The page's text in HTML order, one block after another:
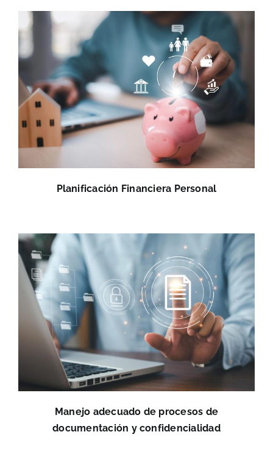
Planificación Financiera Personal
Manejo adecuado de procesos de
documentación y confidencialidad